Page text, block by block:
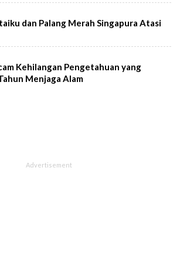
dan Palang Merah Singapura Atasi
Kehilangan Pengetahuan yang
Menjaga Alam